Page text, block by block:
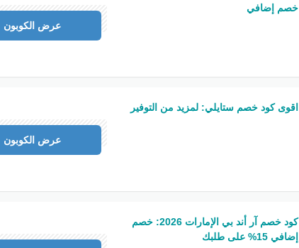
خصم إضافي
عرض الكوبون
اقوى كود خصم ستايلي: لمزيد من التوفير
عرض الكوبون
كود خصم آر أند بي الإمارات 2026: خصم
إضافي 15% على طلبك